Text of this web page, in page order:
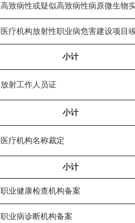
高致病性或疑似高致病性病原微生物
医疗机构放射性职业病危害建设项目
小计
放射工作人员证
小计
医疗机构名称裁定
小计
职业健康检查机构备案
职业病诊断机构备案